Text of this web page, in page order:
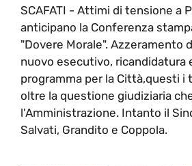
SCAFATI - Attimi di tensione a
anticipano la Conferenza
"Dovere Morale". Azzeramento
nuovo esecutivo, ricandidatura
programma per la Città,questi i
oltre la questione giudiziaria
l'Amministrazione. Intanto il
Salvati, Grandito e Coppola.